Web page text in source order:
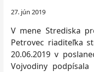
27. jún 2019
V mene Strediska
Petrovec riaditeľka
20.06.2019 v
Vojvodiny